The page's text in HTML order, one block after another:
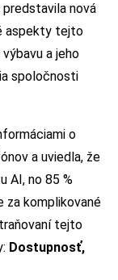
predstavila nová
aspekty tejto
a jeho
spoločnosti
o
a uviedla, že
AI, no 85 %
za komplikované
tejto
Dostupnosť,